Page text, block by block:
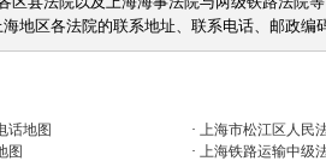
地区各法院的联系地址、联系电话、邮政编
话地图 · 上海市松江区人民
图 · 上海铁路运输中级